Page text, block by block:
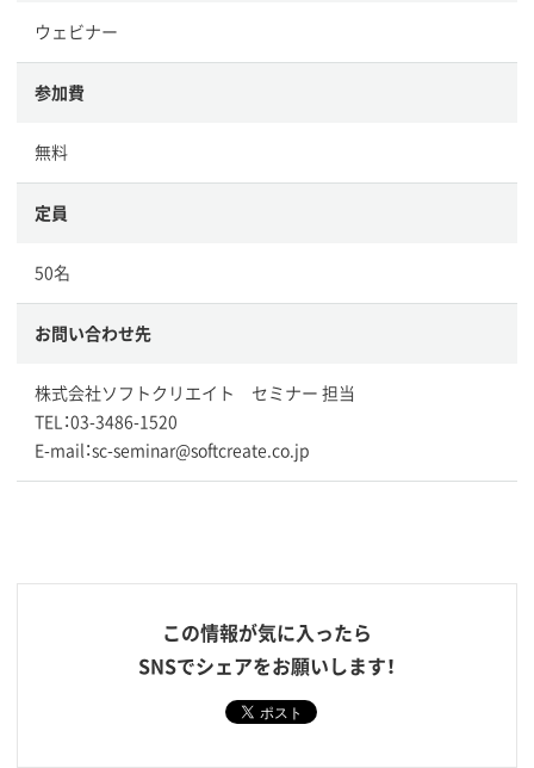
ウェビナー
参加費
無料
定員
50名
お問い合わせ先
株式会社ソフトクリエイト セミナー 担当
TEL：03-3486-1520
E-mail：sc-seminar@softcreate.co.jp
この情報が気に入ったら
SNSでシェアをお願いします！